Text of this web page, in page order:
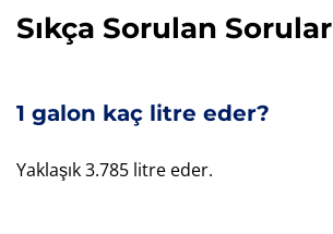
Sıkça Sorulan Sorular
1 galon kaç litre eder?
Yaklaşık 3.785 litre eder.